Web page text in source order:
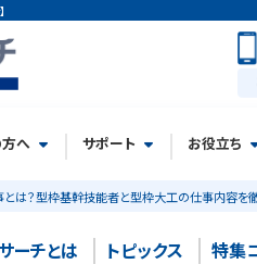
へ サポート お役立ち
は？型枠基幹技能者と型枠大工の仕事内容を
ーチとは トピックス 特集